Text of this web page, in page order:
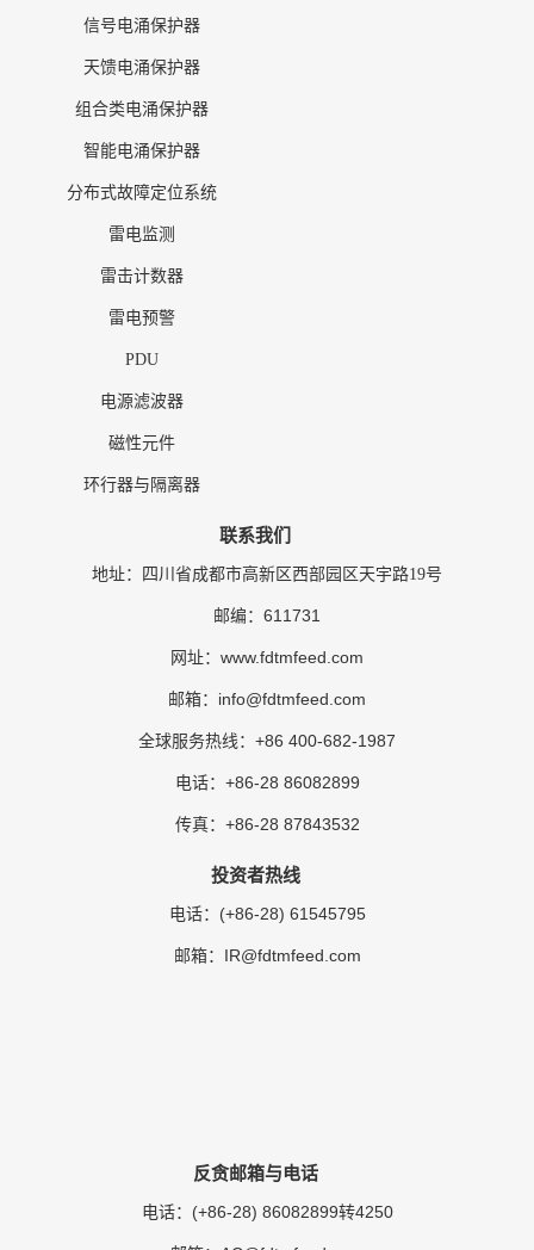
信号电涌保护器
天馈电涌保护器
组合类电涌保护器
智能电涌保护器
分布式故障定位系统
雷电监测
雷击计数器
雷电预警
PDU
电源滤波器
磁性元件
环行器与隔离器
联系我们
地址：四川省成都市高新区西部园区天宇路19号
邮编： 611731
网址： www.fdtmfeed.com
邮箱： info@fdtmfeed.com
全球服务热线： +86 400-682-1987
电话： +86-28 86082899
传真： +86-28 87843532
投资者热线
电话： (+86-28) 61545795
邮箱： IR@fdtmfeed.com
反贪邮箱与电话
电话： (+86-28) 86082899转4250